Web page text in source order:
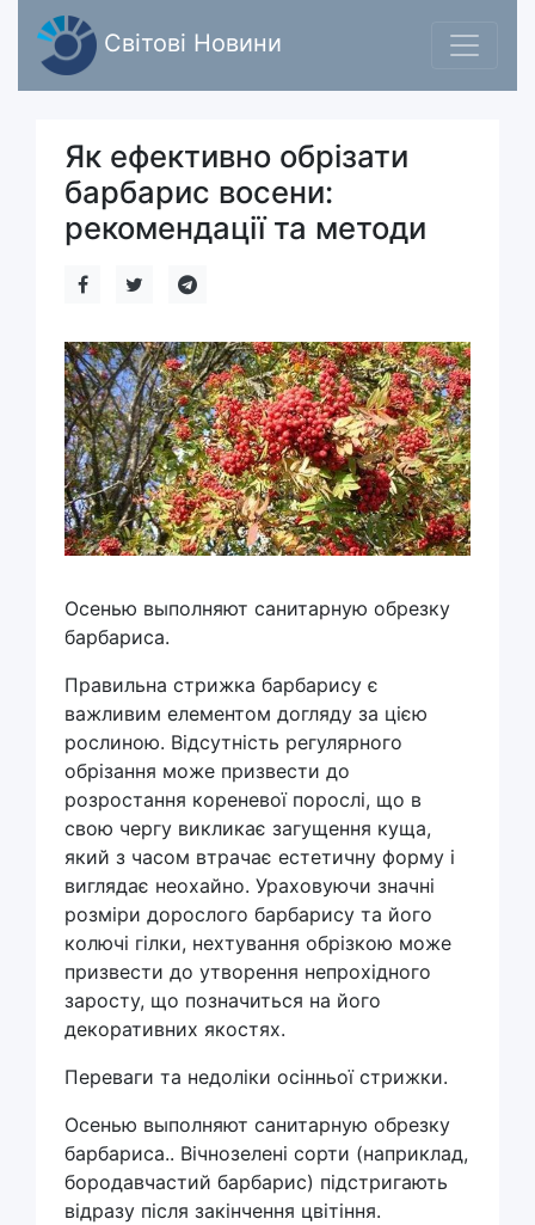
Світові Новини
Як ефективно обрізати
барбарис восени:
рекомендації та методи
Осенью выполняют санитарную обрезку
барбариса.
Правильна стрижка барбарису є
важливим елементом догляду за цією
рослиною. Відсутність регулярного
обрізання може призвести до
розростання кореневої порослі, що в
свою чергу викликає загущення куща,
який з часом втрачає естетичну форму і
виглядає неохайно. Ураховуючи значні
розміри дорослого барбарису та його
колючі гілки, нехтування обрізкою може
призвести до утворення непрохідного
заросту, що позначиться на його
декоративних якостях.
Переваги та недоліки осінньої стрижки.
Осенью выполняют санитарную обрезку
барбариса.. Вічнозелені сорти (наприклад,
бородавчастий барбарис) підстригають
відразу після закінчення цвітіння.